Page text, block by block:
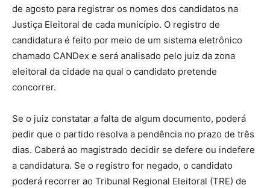
de agosto para registrar os nomes dos candidatos na
Justiça Eleitoral de cada município. O registro de
candidatura é feito por meio de um sistema eletrônico
chamado CANDex e será analisado pelo juiz da zona
eleitoral da cidade na qual o candidato pretende
concorrer.
Se o juiz constatar a falta de algum documento, poderá
pedir que o partido resolva a pendência no prazo de três
dias. Caberá ao magistrado decidir se defere ou indefere
a candidatura. Se o registro for negado, o candidato
poderá recorrer ao Tribunal Regional Eleitoral (TRE) de